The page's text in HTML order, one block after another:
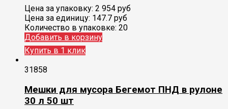
Цена за упаковку: 2 954 руб
Цена за единицу: 147.7 руб
Количество в упаковке: 20
Добавить в корзину
Купить в 1 клик
31858
Мешки для мусора Бегемот ПНД в рулоне
30 л 50 шт